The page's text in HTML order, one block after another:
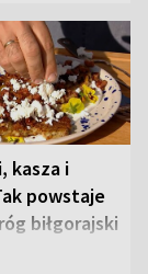
kasza i
powstaje
biłgorajski